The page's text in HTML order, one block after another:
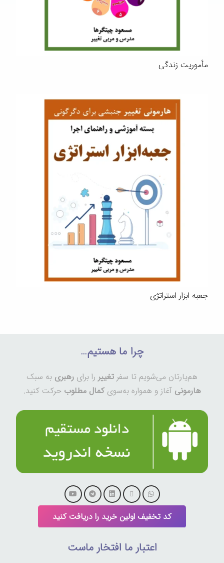
هم‌یارتان می‌شویم تا سفرتغییررا برای
کد تخفیف اولین خرید را دریافت کنید
اعتبار ما افتخار ماست